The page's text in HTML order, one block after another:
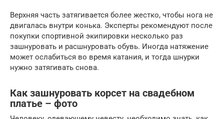
Верхняя часть затягивается более жестко, чтобы нога не
двигалась внутри конька. Эксперты рекомендуют после
покупки спортивной экипировки несколько раз
зашнуровать и расшнуровать обувь. Иногда натяжение
может ослабиться во время катания, и тогда шнурки
нужно затягивать снова.
Как зашнуровать корсет на свадебном
платье – фото